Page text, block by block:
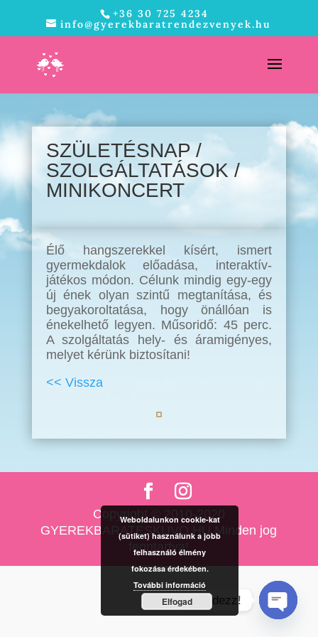
+36 30 725 4234
info@gyerekbaratrendezvenyek.hu
SZÜLETÉSNAP /
SZOLGÁLTATÁSOK /
MINIKONCERT
Élő hangszerekkel kísért, ismert
gyermekdalok előadása, interaktív-
játékos módon. Célunk mindig egy-egy
új ének olyan szintű megtanítása, és
begyakoroltatása, hogy önállóan is
énekelhető legyen. Műsoridő: 45 perc.
A szolgáltatás hely- és áramigényes,
melyet kérünk biztosítani!
<< Vissza
Copyright © 2010-2020
GYEREKBARATESKUVO.HU Minden jog
fenntartva!
Weboldalunkon cookie-kat
(sütiket) használunk a jobb
felhasználó élmény
fokozása érdekében.
További információ
Elfogad Kérdezz!